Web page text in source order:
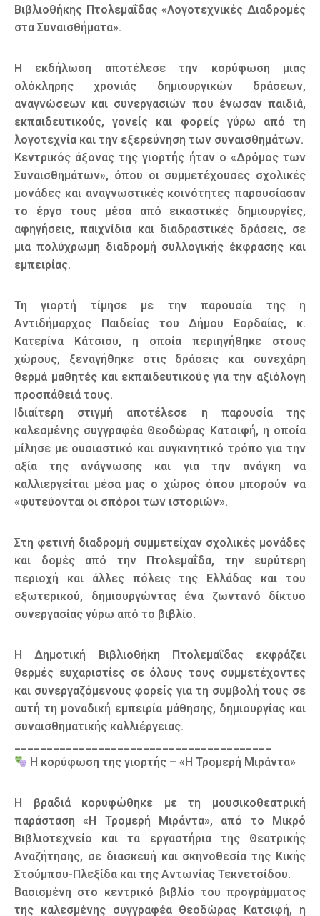
Βιβλιοθήκης Πτολεμαΐδας «Λογοτεχνικές Διαδρομές
στα Συναισθήματα».
Η εκδήλωση αποτέλεσε την κορύφωση μιας
ολόκληρης χρονιάς δημιουργικών δράσεων,
αναγνώσεων και συνεργασιών που ένωσαν παιδιά,
εκπαιδευτικούς, γονείς και φορείς γύρω από τη
λογοτεχνία και την εξερεύνηση των συναισθημάτων.
Κεντρικός άξονας της γιορτής ήταν ο «Δρόμος των
Συναισθημάτων», όπου οι συμμετέχουσες σχολικές
μονάδες και αναγνωστικές κοινότητες παρουσίασαν
το έργο τους μέσα από εικαστικές δημιουργίες,
αφηγήσεις, παιχνίδια και διαδραστικές δράσεις, σε
μια πολύχρωμη διαδρομή συλλογικής έκφρασης και
εμπειρίας.
Τη γιορτή τίμησε με την παρουσία της η
Αντιδήμαρχος Παιδείας του Δήμου Εορδαίας, κ.
Κατερίνα Κάτσιου, η οποία περιηγήθηκε στους
χώρους, ξεναγήθηκε στις δράσεις και συνεχάρη
θερμά μαθητές και εκπαιδευτικούς για την αξιόλογη
προσπάθειά τους.
Ιδιαίτερη στιγμή αποτέλεσε η παρουσία της
καλεσμένης συγγραφέα Θεοδώρας Κατσιφή, η οποία
μίλησε με ουσιαστικό και συγκινητικό τρόπο για την
αξία της ανάγνωσης και για την ανάγκη να
καλλιεργείται μέσα μας ο χώρος όπου μπορούν να
«φυτεύονται οι σπόροι των ιστοριών».
Στη φετινή διαδρομή συμμετείχαν σχολικές μονάδες
και δομές από την Πτολεμαΐδα, την ευρύτερη
περιοχή και άλλες πόλεις της Ελλάδας και του
εξωτερικού, δημιουργώντας ένα ζωντανό δίκτυο
συνεργασίας γύρω από το βιβλίο.
Η Δημοτική Βιβλιοθήκη Πτολεμαΐδας εκφράζει
θερμές ευχαριστίες σε όλους τους συμμετέχοντες
και συνεργαζόμενους φορείς για τη συμβολή τους σε
αυτή τη μοναδική εμπειρία μάθησης, δημιουργίας και
συναισθηματικής καλλιέργειας.
Η κορύφωση της γιορτής – «Η Τρομερή Μιράντα»
Η βραδιά κορυφώθηκε με τη μουσικοθεατρική
παράσταση «Η Τρομερή Μιράντα», από το Μικρό
Βιβλιοτεχνείο και τα εργαστήρια της Θεατρικής
Αναζήτησης, σε διασκευή και σκηνοθεσία της Κικής
Στούμπου-Πλεξίδα και της Αντωνίας Τεκνετσίδου.
Βασισμένη στο κεντρικό βιβλίο του προγράμματος
της καλεσμένης συγγραφέα Θεοδώρας Κατσιφή, η